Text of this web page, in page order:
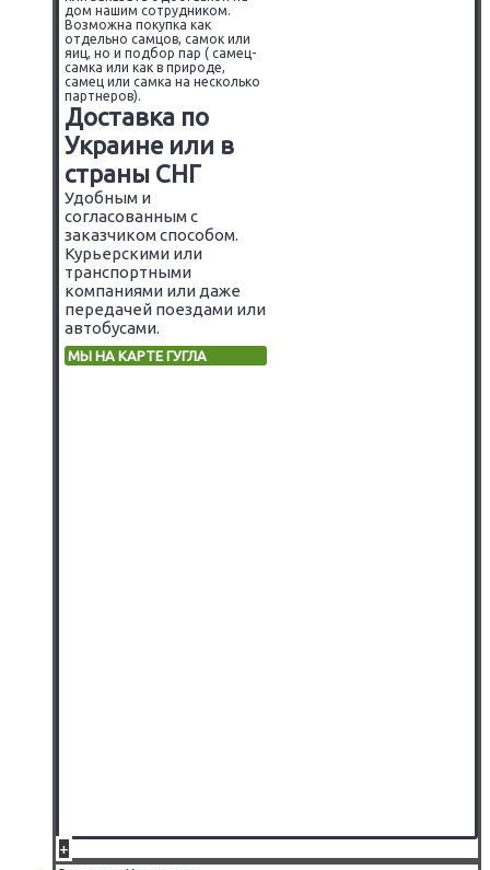
дом нашим сотрудником.
Возможна покупка как
отдельно самцов, самок или
яиц, но и подбор пар ( самец-
самка или как в природе,
самец или самка на несколько
партнеров).
Доставка по
Украине или в
страны СНГ
Удобным и
согласованным с
заказчиком способом.
Курьерскими или
транспортными
компаниями или даже
передачей поездами или
автобусами.
МЫ НА КАРТЕ ГУГЛА
+